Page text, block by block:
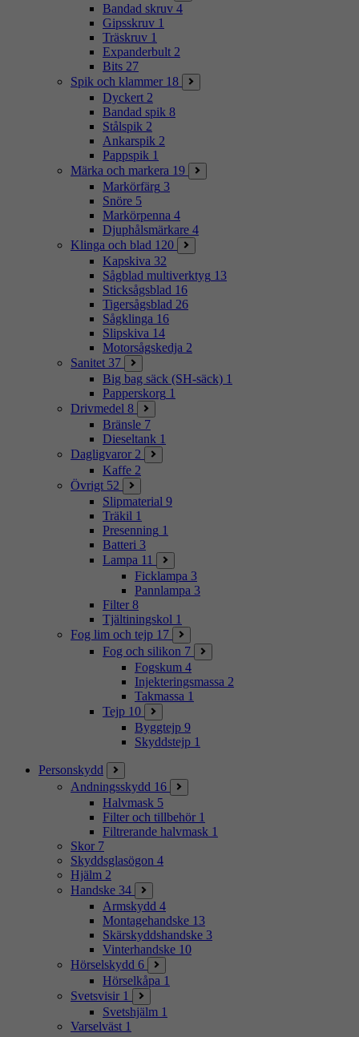
Bandad skruv 4
Gipsskruv 1
Träskruv 1
Expanderbult 2
Bits 27
Spik och klammer 18
Dyckert 2
Bandad spik 8
Stålspik 2
Ankarspik 2
Pappspik 1
Märka och markera 19
Markörfärg 3
Snöre 5
Markörpenna 4
Djuphålsmärkare 4
Klinga och blad 120
Kapskiva 32
Sågblad multiverktyg 13
Sticksågsblad 16
Tigersågsblad 26
Sågklinga 16
Slipskiva 14
Motorsågskedja 2
Sanitet 37
Big bag säck (SH-säck) 1
Papperskorg 1
Drivmedel 8
Bränsle 7
Dieseltank 1
Dagligvaror 2
Kaffe 2
Övrigt 52
Slipmaterial 9
Träkil 1
Presenning 1
Batteri 3
Lampa 11
Ficklampa 3
Pannlampa 3
Filter 8
Tjältiningskol 1
Fog lim och tejp 17
Fog och silikon 7
Fogskum 4
Injekteringsmassa 2
Takmassa 1
Tejp 10
Byggtejp 9
Skyddstejp 1
Personskydd
Andningsskydd 16
Halvmask 5
Filter och tillbehör 1
Filtrerande halvmask 1
Skor 7
Skyddsglasögon 4
Hjälm 2
Handske 34
Armskydd 4
Montagehandske 13
Skärskyddshandske 3
Vinterhandske 10
Hörselskydd 6
Hörselkåpa 1
Svetsvisir 1
Svetshjälm 1
Varselväst 1